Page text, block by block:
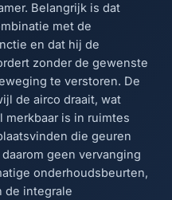
Belangrijk is dat
met de
en dat hij de
zonder de gewenste
te verstoren. De
de airco draait, wat
is in ruimtes
die geuren
geen vervanging
onderhoudsbeurten,
de integrale